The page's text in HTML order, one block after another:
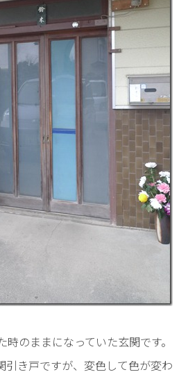
のままになっていた玄関です。
引き戸ですが、変色して色が変わ